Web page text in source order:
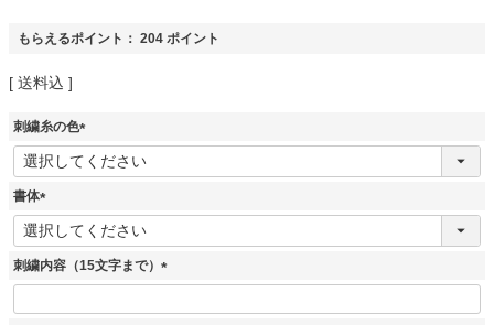
もらえるポイント： 204 ポイント
送料込
刺繍糸の色
(
必
書体
(
必
須
刺繍内容（15文字まで）
(